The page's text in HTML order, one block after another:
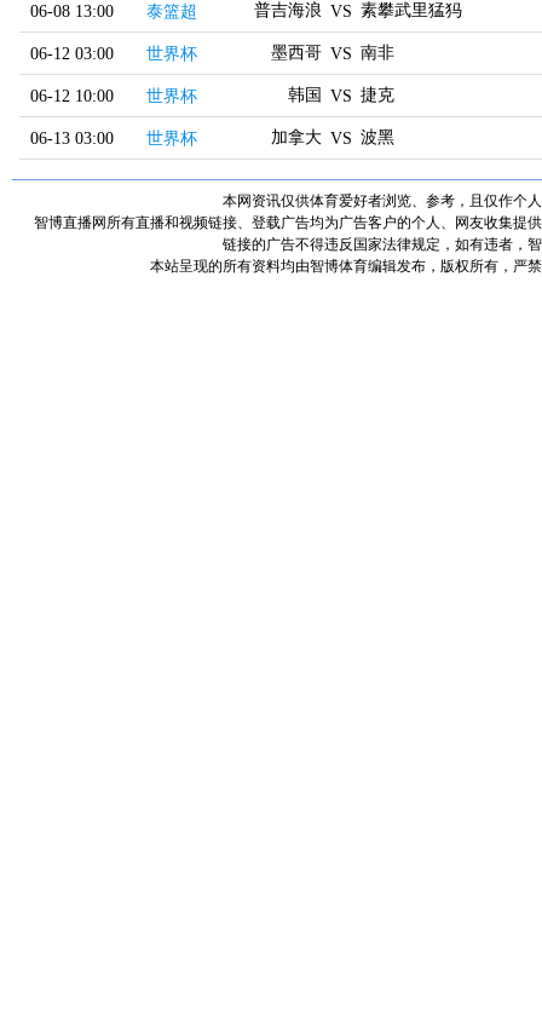
06-08 13:00 泰篮超 普吉海浪 VS 素攀武里猛犸
06-12 03:00 世界杯 墨西哥 VS 南非
06-12 10:00 世界杯 韩国 VS 捷克
06-13 03:00 世界杯 加拿大 VS 波黑
本网资讯仅供体育爱好者浏览、参考，且仅作个
智博直播网所有直播和视频链接、登载广告均为广告客户的个人、网友收集提
链接的广告不得违反国家法律规定，如有违者，
本站呈现的所有资料均由智博体育编辑发布，版权所有，严